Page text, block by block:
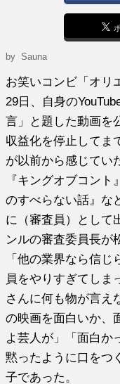
by Sauna
お笑いコンビ「オリ
29日、自身の
言」と題した動画を
収益化を停止してま
が以前から感じてい
『キングオブコン
のすべらない話』な
に（審査員）として
ンルの審査委員長が
「他の業界なら信
員をやりすぎてしま
さんに何も物が言え
の映画を面白いか、
よ芸人が」「面白か
黙ったように口をつ
子であった。